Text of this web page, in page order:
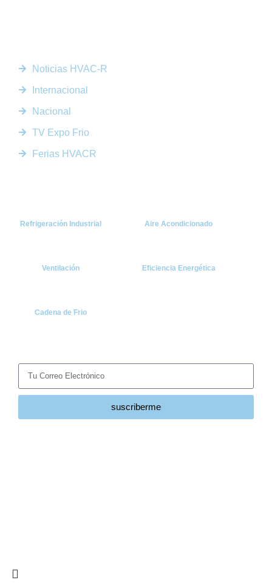
Noticias HVAC-R
Internacional
Nacional
TV Expo Frio
Ferias HVACR
Refrigeración Industrial Aire Acondicionado
Ventilación Eficiencia Energética
Cadena de Frio
suscriberme